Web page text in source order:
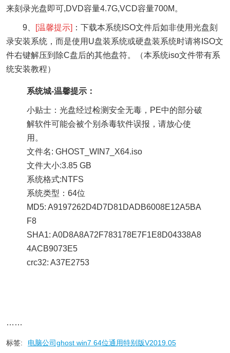
来刻录光盘即可,DVD容量4.7G,VCD容量700M。
9、 [温馨提示] ：下载本系统ISO文件后如非使用光盘刻
录安装系统，而是使用U盘装系统或硬盘装系统时请将ISO文
件右键解压到除C盘后的其他盘符。（本系统iso文件带有系
统安装教程）
系统城-温馨提示：
小贴士：光盘经过检测安全无毒，PE中的部分破
解软件可能会被个别杀毒软件误报，请放心使
用。
文件名: GHOST_WIN7_X64.iso
文件大小:3.85 GB
系统格式:NTFS
系统类型：64位
MD5: A9197262D4D7D81DADB6008E12A5BA
F8
SHA1: A0D8A8A72F783178E7F1E8D04338A8
4ACB9073E5
crc32: A37E2753
……
标签: 电脑公司ghost win7 64位通用特别版V2019.05